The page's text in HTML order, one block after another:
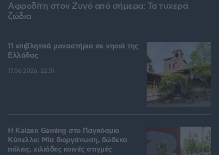
Αφροδίτη στον Ζυγό από σήμερα: Τα τυχερά
ζώδια
11 επιβλητικά μοναστήρια σε νησιά της
Ελλάδας
17.06.2026, 22:51
H Kaizen Gaming στο Παγκόσμιο
Kύπελλο: Μία διοργάνωση, δώδεκα
πόλεις, χιλιάδες κοινές στιγμές